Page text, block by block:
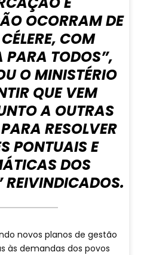
OCORRAM DE
COM
PARA TODOS”,
O MINISTÉRIO
QUE VEM
A OUTRAS
RESOLVER
PONTUAIS E
DOS
REIVINDICADOS.
novos planos de gestão
às demandas dos povos